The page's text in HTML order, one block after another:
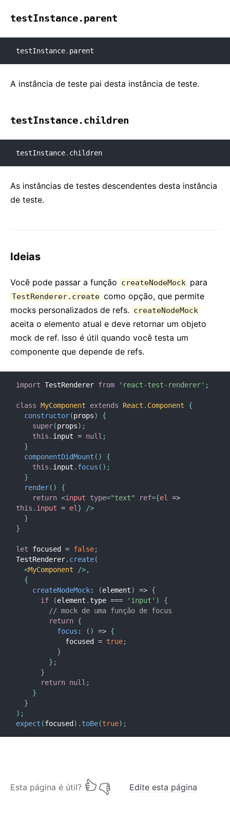
testInstance.parent
testInstance. parent
A instância de teste pai desta instância de teste.
testInstance.children
testInstance. children
As instâncias de testes descendentes desta instância
de teste.
Ideias
Você pode passar a função createNodeMock para
TestRenderer.create como opção, que permite
mocks personalizados de refs. createNodeMock
aceita o elemento atual e deve retornar um objeto
mock de ref. Isso é útil quando você testa um
componente que depende de refs.
import TestRenderer from 'react-test-renderer' ;
class MyComponent extends React . Component
{
constructor(props)
{
super(props) ;
this . input = null ;
}
componentDidMount ( )
{
this . input . focus ( ) ;
}
render( )
{
return <input type="text" ref={el
=>
this . input = el }
/>
}
}
let focused = false;
TestRenderer. create(
<MyComponent />,
{
createNodeMock: (element) => {
if
(element . type === 'input' )
{
// mock de uma função de focus
return {
focus : ( ) => {
            focused
= true;
}
} ;
}
return null ;
}
}
) ;
expect (focused ) . toBe(true) ;
Esta página é útil? Edite esta página